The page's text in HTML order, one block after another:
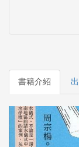
書籍介紹